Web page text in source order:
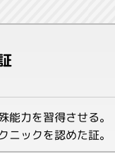
能力を習得させる。
ニックを認めた証。